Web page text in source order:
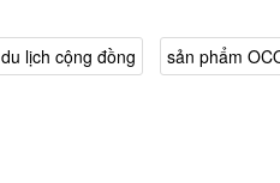
du lịch cộng đồng
sản phẩm